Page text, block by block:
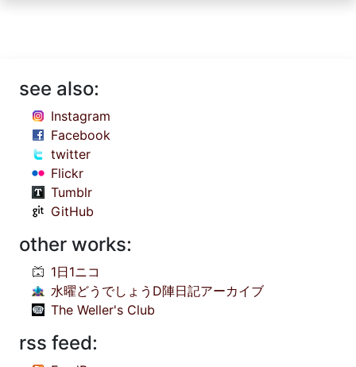
see also:
Instagram
Facebook
twitter
Flickr
Tumblr
GitHub
other works:
1日1ニコ
水曜どうでしょうD陣日記アーカイブ
The Weller's Club
rss feed: